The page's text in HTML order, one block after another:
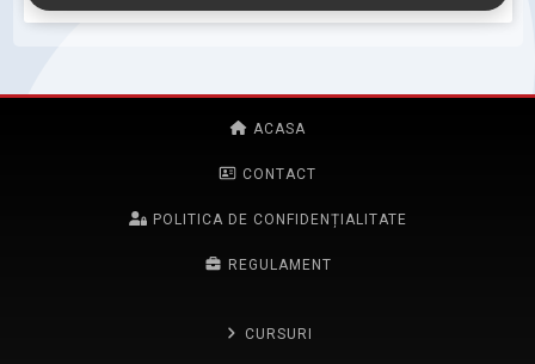
ACASA
CONTACT
POLITICA DE CONFIDENȚIALITATE
REGULAMENT
CURSURI